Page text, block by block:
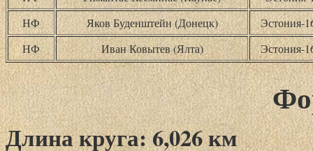
НФ
Яков Буденштейн (Донецк)
Эстония-
НФ
Иван Ковытев (Ялта) Эстония-
Длина круга: 6,026 км